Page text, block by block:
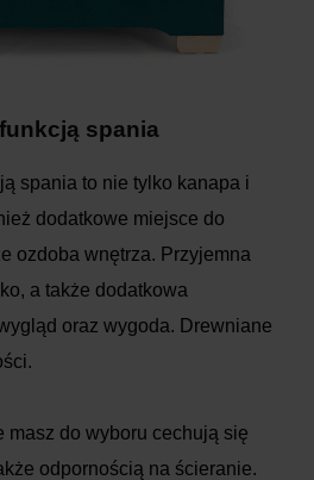
spania
spania to nie tylko kanapa i
dodatkowe miejsce do
ozdoba wnętrza. Przyjemna
a także dodatkowa
oraz wygoda. Drewniane
masz do wyboru cechują się
odpornością na ścieranie.